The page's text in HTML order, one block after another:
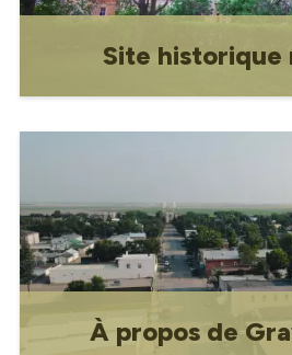
Site historique
À propos de